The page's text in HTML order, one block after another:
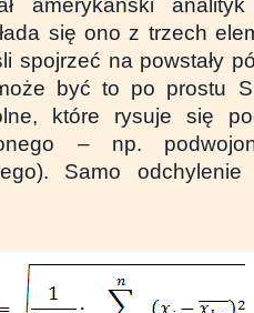
amerykański
się ono z trzech
spojrzeć na powstały
być to po prostu
które rysuje się
– np.
Samo